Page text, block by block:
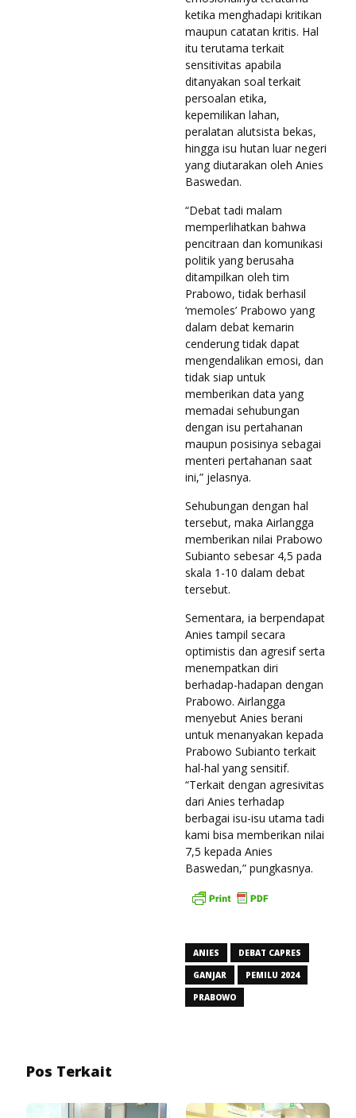
ketika menghadapi kritikan
maupun catatan kritis. Hal
itu terutama terkait
sensitivitas apabila
ditanyakan soal terkait
persoalan etika,
kepemilikan lahan,
peralatan alutsista bekas,
hingga isu hutan luar negeri
yang diutarakan oleh Anies
Baswedan.
“Debat tadi malam
memperlihatkan bahwa
pencitraan dan komunikasi
politik yang berusaha
ditampilkan oleh tim
Prabowo, tidak berhasil
‘memoles’ Prabowo yang
dalam debat kemarin
cenderung tidak dapat
mengendalikan emosi, dan
tidak siap untuk
memberikan data yang
memadai sehubungan
dengan isu pertahanan
maupun posisinya sebagai
menteri pertahanan saat
ini,” jelasnya.
Sehubungan dengan hal
tersebut, maka Airlangga
memberikan nilai Prabowo
Subianto sebesar 4,5 pada
skala 1-10 dalam debat
tersebut.
Sementara, ia berpendapat
Anies tampil secara
optimistis dan agresif serta
menempatkan diri
berhadap-hadapan dengan
Prabowo. Airlangga
menyebut Anies berani
untuk menanyakan kepada
Prabowo Subianto terkait
hal-hal yang sensitif.
“Terkait dengan agresivitas
dari Anies terhadap
berbagai isu-isu utama tadi
kami bisa memberikan nilai
7,5 kepada Anies
Baswedan,” pungkasnya.
ANIES
DEBAT CAPRES
GANJAR
PEMILU 2024
PRABOWO
Pos Terkait